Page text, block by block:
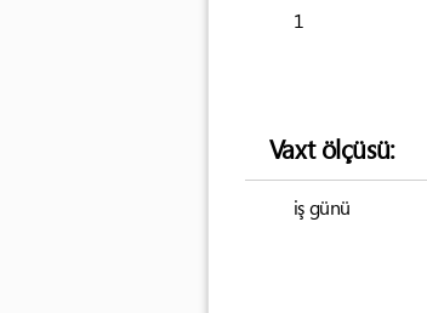
1
Vaxt ölçüsü:
iş günü